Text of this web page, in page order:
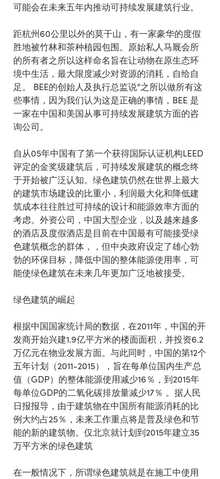
可能会在未来五年内推动可持续发展建筑行业。
距杭州60公里以外的莫干山，有一家豪华的度假
胜地被竹林和茶种植园包围。原始私人马厩会所
的所有者之所以这样命名旨在让动物在原生态环
境中生活，最大限度减少对资源的消耗，自给自
足。 BEE的创始人及执行总监说“之所以做所有这
些事情，因为我们认为这是正确的事情，BEE 是
一家在中国和美国从事可持续发展建筑方面的咨
询公司。
自从05年中国有了第一个获得国际认证机构LEED
评定的金奖级建筑后，可持续发展建筑的概念终
于开始被广泛认知。绿色建筑仍然在世界上最大
的建筑市场建设的比重小，利润最大化和降低建
筑成本往往胜过可持续的设计和能源效率方面的
考虑。外资公司，中国大型企业，以及越来越多
的酒店及度假酒店是目前在中国最有可能接受绿
色建筑概念的群体，，但中央政府设定了雄心勃
勃的环保目标，降低中国的整体能源使用率，可
能使绿色建筑在未来几年更加广泛地被接受。
绿色建筑的崛起
根据中国国家统计局的数据，在2011年，中国的开
发商开始兴建1.9亿平方米的楼面面积，并投资6.2
万亿元在物业发展方面。与此同时，中国的第12个
五年计划（2011-2015），旨在每单位国内生产总
值（GDP）的整体能源使用减少16％，到2015年
每单位GDP的二氧化碳排放量减少17％ 。据人民
日报报导，由于建筑物在中国所有能源消耗的比
例大约占25％，未来工作重点将是普及绿色和节
能的新的建筑物。仅北京就计划到2015年建立35
万平方米的绿色建筑
在一般情况下，所谓绿色建筑就是在施工中使用